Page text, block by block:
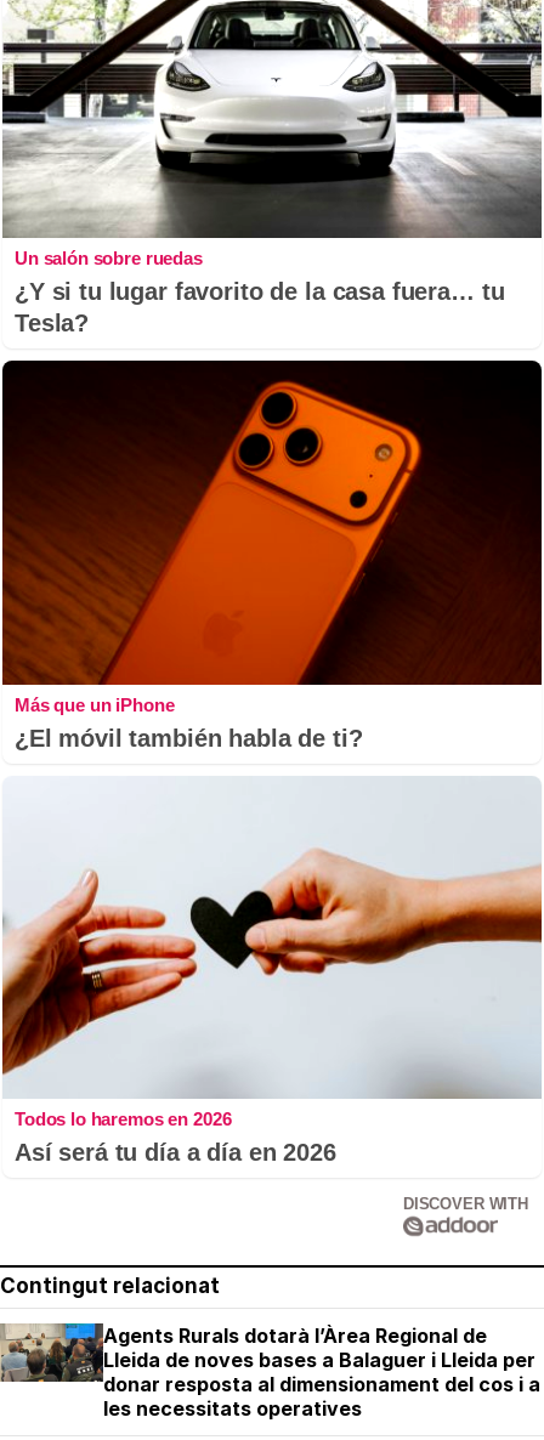
Un salón sobre ruedas
¿Y si tu lugar favorito de la casa fuera… tu
Tesla?
Más que un iPhone
¿El móvil también habla de ti?
Todos lo haremos en 2026
Así será tu día a día en 2026
DISCOVER WITH
Contingut relacionat
Agents Rurals dotarà l’Àrea Regional de
Lleida de noves bases a Balaguer i Lleida per
donar resposta al dimensionament del cos i a
les necessitats operatives